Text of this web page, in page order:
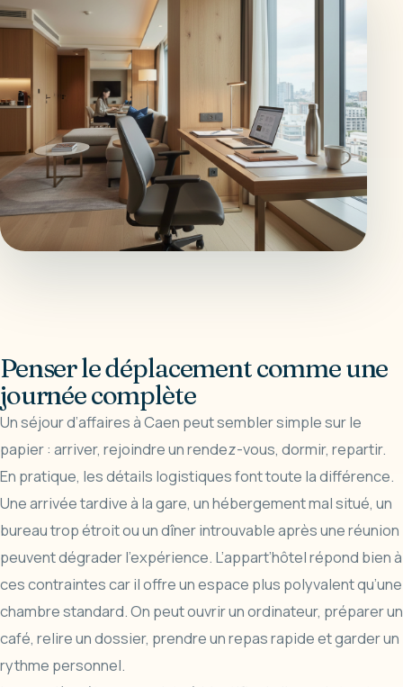
Penser le déplacement comme une
journée complète
Un séjour d’affaires à Caen peut sembler simple sur le
papier : arriver, rejoindre un rendez-vous, dormir, repartir.
En pratique, les détails logistiques font toute la différence.
Une arrivée tardive à la gare, un hébergement mal situé, un
bureau trop étroit ou un dîner introuvable après une réunion
peuvent dégrader l’expérience. L’appart’hôtel répond bien à
ces contraintes car il offre un espace plus polyvalent qu’une
chambre standard. On peut ouvrir un ordinateur, préparer un
café, relire un dossier, prendre un repas rapide et garder un
rythme personnel.